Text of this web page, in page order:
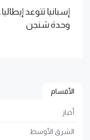
إسبانيا تتوعد
وحدة شنجن
الأقسام
أخبار
الشرق الأوسط